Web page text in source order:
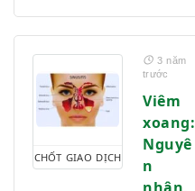
CHỐT GIAO DỊCH
3 năm
trước
Viêm
xoang:
Nguyê
n